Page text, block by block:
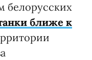
белорусских
ближе к